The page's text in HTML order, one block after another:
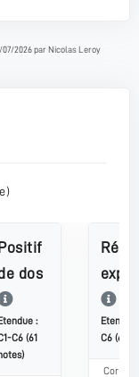
Positif
dos
:
C6 (61
Récit
Etendue
C6 (61
Cor de
2026 par Nicolas Leroy